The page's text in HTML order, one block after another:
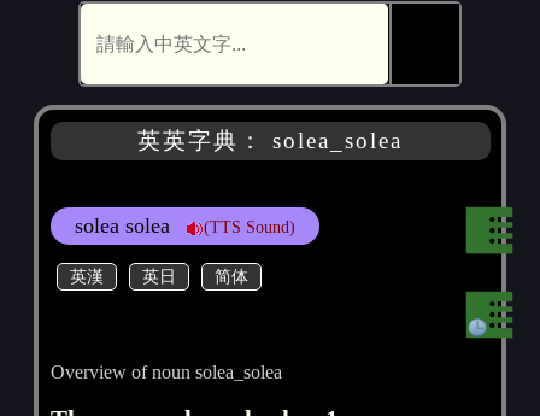
英英字典： solea_solea
solea solea (TTS Sound)
英漢 英日 简体
Overview of noun solea_solea